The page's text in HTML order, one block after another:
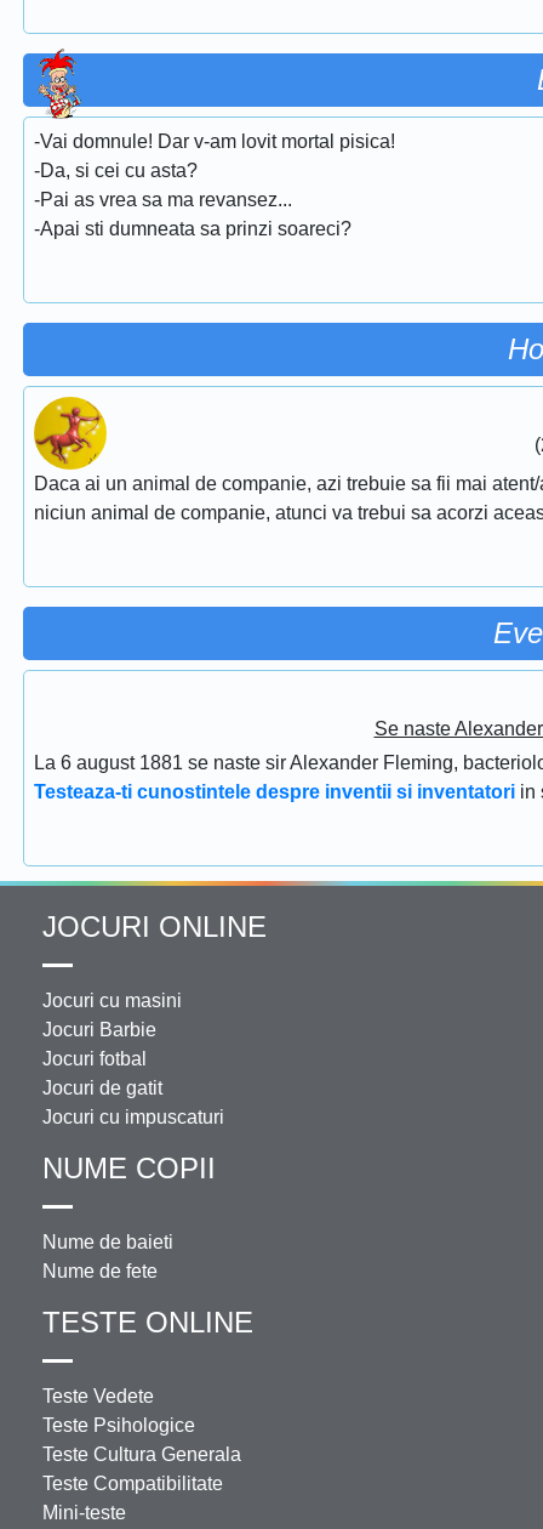
-Vai domnule! Dar v-am lovit mortal pisica!
-Da, si cei cu asta?
-Pai as vrea sa ma revansez...
-Apai sti dumneata sa prinzi soareci?
Daca ai un animal de companie, azi trebuie sa fii mai
niciun animal de companie, atunci va trebui sa acorzi
Se naste
La 6 august 1881 se naste sir Alexander Fleming,
Testeaza-ti cunostintele despre inventii si inventatori in
JOCURI ONLINE
Jocuri cu masini
Jocuri Barbie
Jocuri fotbal
Jocuri de gatit
Jocuri cu impuscaturi
NUME COPII
Nume de baieti
Nume de fete
TESTE ONLINE
Teste Vedete
Teste Psihologice
Teste Cultura Generala
Teste Compatibilitate
Mini-teste